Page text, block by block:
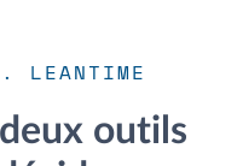
LEANTIME
outils